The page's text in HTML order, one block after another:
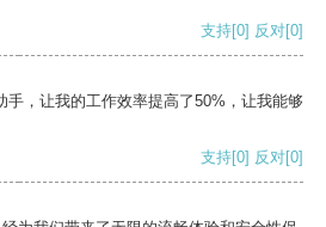
支持[0] 反对[0]
手，让我的工作效率提高了50%，让我能够
支持[0] 反对[0]